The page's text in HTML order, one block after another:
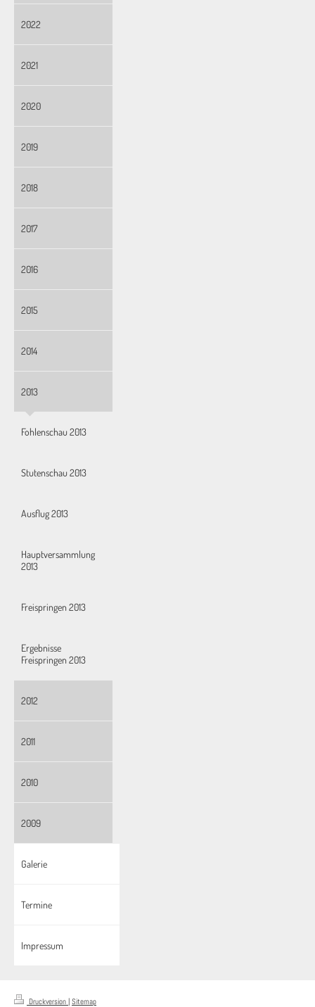
2022
2021
2020
2019
2018
2017
2016
2015
2014
2013
Fohlenschau 2013
Stutenschau 2013
Ausflug 2013
Hauptversammlung
2013
Freispringen 2013
Ergebnisse
Freispringen 2013
2012
2011
2010
2009
Galerie
Termine
Impressum
Druckversion | Sitemap